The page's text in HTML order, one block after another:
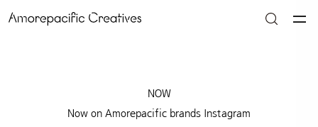
NOW
Now on Amorepacific brands Instagram